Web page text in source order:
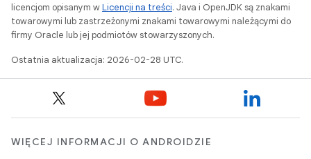
licencjom opisanym wLicencji na treści. Java i OpenJDK są znakami
towarowymi lub zastrzeżonymi znakami towarowymi należącymi do
firmy Oracle lub jej podmiotów stowarzyszonych.
Ostatnia aktualizacja: 2026-02-28 UTC.
WIĘCEJ INFORMACJI O ANDROIDZIE